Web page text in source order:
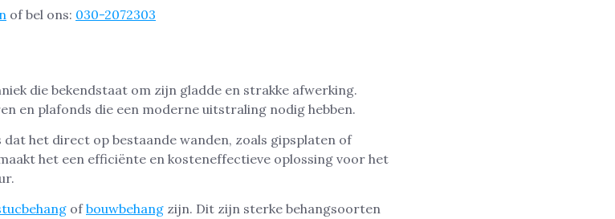
of bel ons: 030-2072303
die bekendstaat om zijn gladde en strakke afwerking.
en plafonds die een moderne uitstraling nodig hebben.
het direct op bestaande wanden, zoals gipsplaten of
het een efficiënte en kosteneffectieve oplossing voor het
ofbouwbehang zijn. Dit zijn sterke behangsoorten